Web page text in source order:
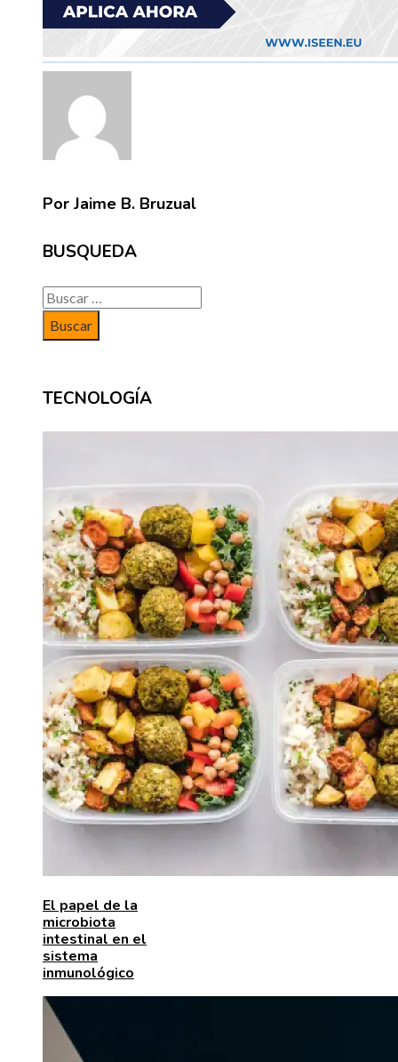
Por Jaime B. Bruzual
BUSQUEDA
Buscar:
TECNOLOGÍA
El papel de la
microbiota
intestinal en el
sistema
inmunológico